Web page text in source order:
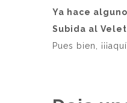
Ya hace
Subida al
Pues bien,